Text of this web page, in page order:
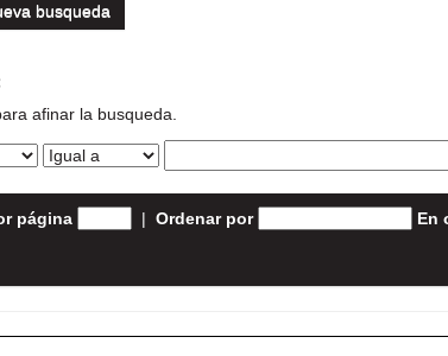
busqueda
afinar la busqueda.
página | Ordenar por En